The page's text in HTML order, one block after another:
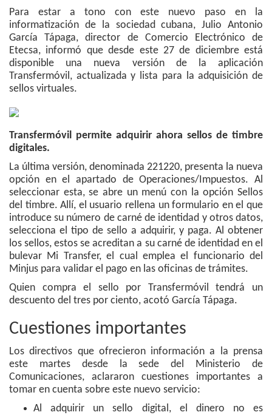
Para estar a tono con este nuevo paso en la
informatización de la sociedad cubana, Julio Antonio
García Tápaga, director de Comercio Electrónico de
Etecsa, informó que desde este 27 de diciembre está
disponible una nueva versión de la aplicación
Transfermóvil, actualizada y lista para la adquisición de
sellos virtuales.
Transfermóvil permite adquirir ahora sellos de timbre
digitales.
La última versión, denominada 221220, presenta la nueva
opción en el apartado de Operaciones/Impuestos. Al
seleccionar esta, se abre un menú con la opción Sellos
del timbre. Allí, el usuario rellena un formulario en el que
introduce su número de carné de identidad y otros datos,
selecciona el tipo de sello a adquirir, y paga. Al obtener
los sellos, estos se acreditan a su carné de identidad en el
bulevar Mi Transfer, el cual emplea el funcionario del
Minjus para validar el pago en las oficinas de trámites.
Quien compra el sello por Transfermóvil tendrá un
descuento del tres por ciento, acotó García Tápaga.
Cuestiones importantes
Los directivos que ofrecieron información a la prensa
este martes desde la sede del Ministerio de
Comunicaciones, aclararon cuestiones importantes a
tomar en cuenta sobre este nuevo servicio:
Al adquirir un sello digital, el dinero no es